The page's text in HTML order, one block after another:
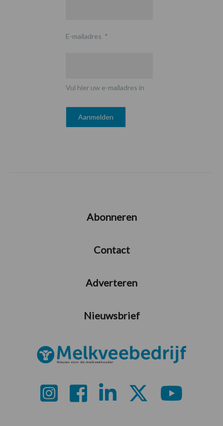
E-mailadres *
Vul hier uw e-mailadres in
Abonneren
Contact
Adverteren
Nieuwsbrief